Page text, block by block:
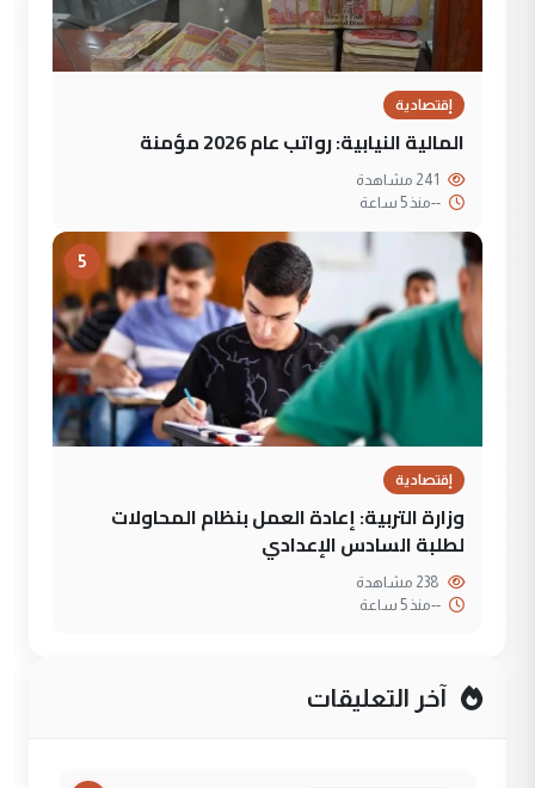
إقتصادية
المالية النيابية: رواتب عام 2026 مؤمنة
--منذ 5 ساعة
5
إقتصادية
وزارة التربية: إعادة العمل بنظام المحاولات
لطلبة السادس الإعدادي
--منذ 5 ساعة
آخر التعليقات